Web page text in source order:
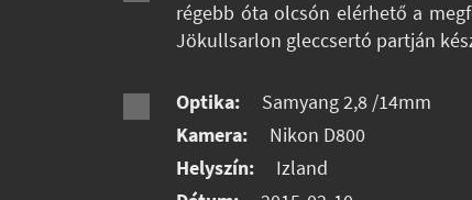
régebb óta olcsón elérhető a
Jökullsarlon gleccsertó partján
Optika:
Samyang 2,8 /14mm
Kamera:
Nikon D800
Helyszín:
Izland